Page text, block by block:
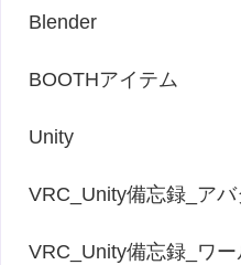
Blender
BOOTHアイテム
Unity
VRC_Unity備忘録_アバ
VRC_Unity備忘録_ワー